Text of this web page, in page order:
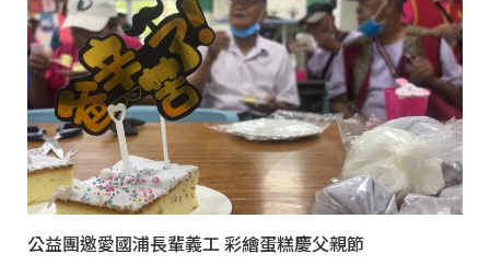
公益團邀愛國浦長輩義工 彩繪蛋糕慶父親節